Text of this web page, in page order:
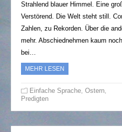
Strahlend blauer Himmel. Eine
Verstörend. Die Welt steht still.
Zahlen, zu Rekorden. Über die
mehr. Abschiednehmen kaum
bei…
MEHR LESEN
Einfache Sprache,Ostern,
Predigten